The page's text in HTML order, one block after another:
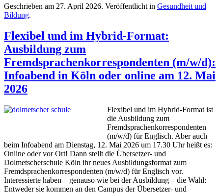
Geschrieben am 27. April 2026. Veröffentlicht in Gesundheit und
Bildung.
Flexibel und im Hybrid-Format:
Ausbildung zum
Fremdsprachenkorrespondenten (m/w/d):
Infoabend in Köln oder online am 12. Mai
2026
Flexibel und im Hybrid-Format ist
die Ausbildung zum
Fremdsprachenkorrespondenten
(m/w/d) für Englisch. Aber auch
beim Infoabend am Dienstag, 12. Mai 2026 um 17.30 Uhr heißt es:
Online oder vor Ort! Dann stellt die Übersetzer- und
Dolmetscherschule Köln ihr neues Ausbildungsformat zum
Fremdsprachenkorrespondenten (m/w/d) für Englisch vor.
Interessierte haben – genauso wie bei der Ausbildung – die Wahl:
Entweder sie kommen an den Campus der Übersetzer- und